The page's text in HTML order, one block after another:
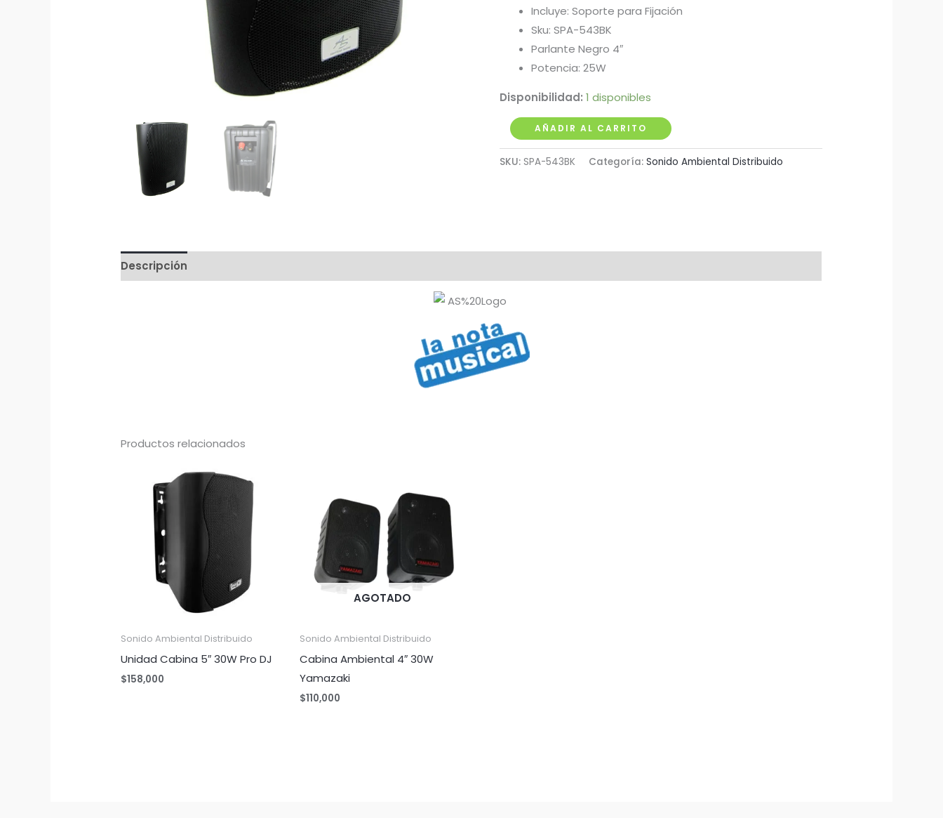
Incluye: Soporte para Fijación
Sku: SPA-543BK
Parlante Negro 4″
Potencia: 25W
Disponibilidad: 1 disponibles
Pareja
de
Cabinas
x
2
AÑADIR AL CARRITO
SKU: SPA-543BK Categoría: Sonido Ambiental Distribuido
Descripción
Productos relacionados
Sonido Ambiental Distribuido
Unidad Cabina 5″ 30W Pro DJ
$158,000
AGOTADO
Sonido Ambiental Distribuido
Cabina Ambiental 4″ 30W
Yamazaki
$110,000